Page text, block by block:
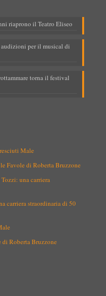
riaprono il Teatro Eliseo
per il musical di
torna il festival
Male
Favole di Roberta Bruzzone
una carriera
carriera straordinaria di 50
di Roberta Bruzzone